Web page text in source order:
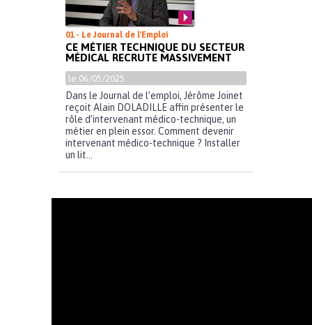
01 - Le Journal de l'Emploi
CE MÉTIER TECHNIQUE DU SECTEUR
MÉDICAL RECRUTE MASSIVEMENT
le 06/05/2025
Dans le Journal de l’emploi, Jérôme Joinet
reçoit Alain DOLADILLE affin présenter le
rôle d’intervenant médico-technique, un
métier en plein essor. Comment devenir
intervenant médico-technique ? Installer
un lit...